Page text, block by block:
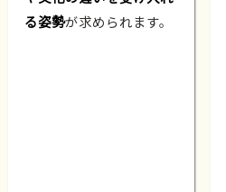
る姿勢が求められます。